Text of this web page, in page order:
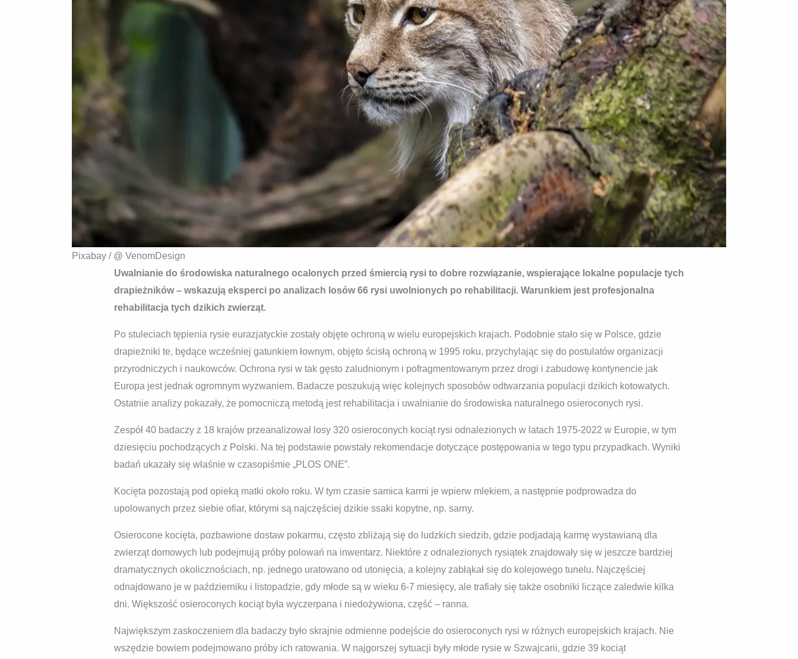
Pixabay / @ VenomDesign
Uwalnianie do środowiska naturalnego ocalonych przed śmiercią rysi to dobre rozwiązanie, wspierające lokalne populacje tych
drapieżników – wskazują eksperci po analizach losów 66 rysi uwolnionych po rehabilitacji. Warunkiem jest profesjonalna
rehabilitacja tych dzikich zwierząt.
Po stuleciach tępienia rysie eurazjatyckie zostały objęte ochroną w wielu europejskich krajach. Podobnie stało się w Polsce, gdzie
drapieżniki te, będące wcześniej gatunkiem łownym, objęto ścisłą ochroną w 1995 roku, przychylając się do postulatów organizacji
przyrodniczych i naukowców. Ochrona rysi w tak gęsto zaludnionym i pofragmentowanym przez drogi i zabudowę kontynencie jak
Europa jest jednak ogromnym wyzwaniem. Badacze poszukują więc kolejnych sposobów odtwarzania populacji dzikich kotowatych.
Ostatnie analizy pokazały, że pomocniczą metodą jest rehabilitacja i uwalnianie do środowiska naturalnego osieroconych rysi.
Zespół 40 badaczy z 18 krajów przeanalizował losy 320 osieroconych kociąt rysi odnalezionych w latach 1975-2022 w Europie, w tym
dziesięciu pochodzących z Polski. Na tej podstawie powstały rekomendacje dotyczące postępowania w tego typu przypadkach. Wyniki
badań ukazały się właśnie w czasopiśmie „PLOS ONE”.
Kocięta pozostają pod opieką matki około roku. W tym czasie samica karmi je wpierw mlekiem, a następnie podprowadza do
upolowanych przez siebie ofiar, którymi są najczęściej dzikie ssaki kopytne, np. sarny.
Osierocone kocięta, pozbawione dostaw pokarmu, często zbliżają się do ludzkich siedzib, gdzie podjadają karmę wystawianą dla
zwierząt domowych lub podejmują próby polowań na inwentarz. Niektóre z odnalezionych rysiątek znajdowały się w jeszcze bardziej
dramatycznych okolicznościach, np. jednego uratowano od utonięcia, a kolejny zabłąkał się do kolejowego tunelu. Najczęściej
odnajdowano je w październiku i listopadzie, gdy młode są w wieku 6-7 miesięcy, ale trafiały się także osobniki liczące zaledwie kilka
dni. Większość osieroconych kociąt była wyczerpana i niedożywiona, część – ranna.
Największym zaskoczeniem dla badaczy było skrajnie odmienne podejście do osieroconych rysi w różnych europejskich krajach. Nie
wszędzie bowiem podejmowano próby ich ratowania. W najgorszej sytuacji były młode rysie w Szwajcarii, gdzie 39 kociąt